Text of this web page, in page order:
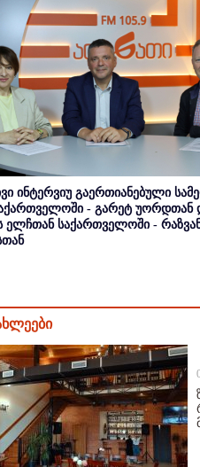
ინტერვიუ გაერთიანებული
- გარეტ უორდთან
ელჩთან საქართველოში -